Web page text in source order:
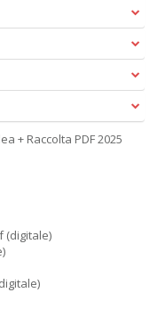
+ Raccolta PDF 2025
(digitale)